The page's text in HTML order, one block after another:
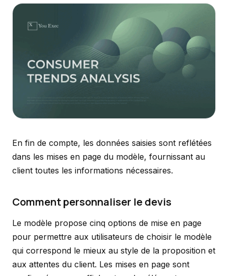
En fin de compte, les données saisies sont reflétées
dans les mises en page du modèle, fournissant au
client toutes les informations nécessaires.
Comment personnaliser le devis
Le modèle propose cinq options de mise en page
pour permettre aux utilisateurs de choisir le modèle
qui correspond le mieux au style de la proposition et
aux attentes du client. Les mises en page sont